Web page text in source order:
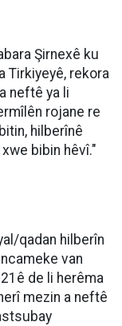
Şirnexê ku
Tirkiyeyê, rekora
neftê ya li
rojane re
hilberînê
bibin hêvî."
qadan hilberîn
van
de li herêma
mezin a neftê